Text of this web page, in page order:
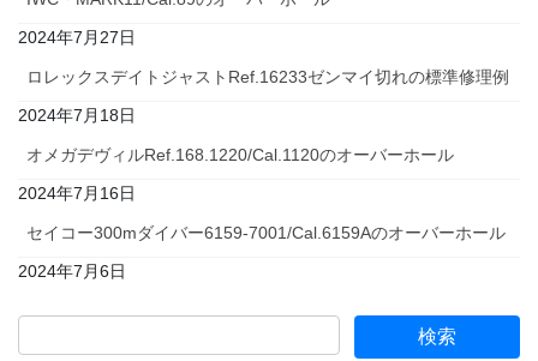
2024年7月27日
ロレックスデイトジャストRef.16233ゼンマイ切れの標準修理例
2024年7月18日
オメガデヴィルRef.168.1220/Cal.1120のオーバーホール
2024年7月16日
セイコー300mダイバー6159-7001/Cal.6159Aのオーバーホール
2024年7月6日